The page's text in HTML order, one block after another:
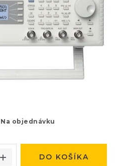
Na objednávku
DO KOŠÍKA